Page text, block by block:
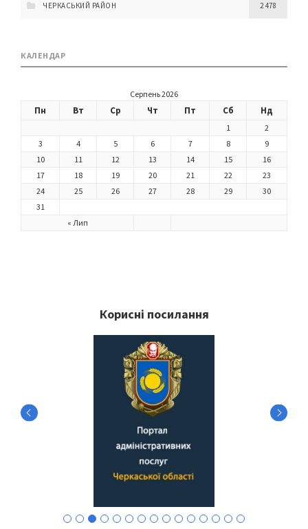
ЧЕРКАСЬКИЙ РАЙОН 2 478
КАЛЕНДАР
Серпень 2026
Пн Вт Ср Чт Пт Сб Нд
« Лип
1
2
3
4 5 6 7 8
9
10
11 12 13 14 15
16
17
18 19 20 21 22
23
24
25 26 27 28 29
30
31
Корисні посилання